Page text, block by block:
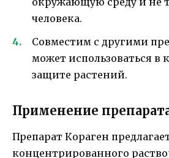
человека.
Совместим с другими
может использоваться в
защите растений.
Применение
Препарат Кораген
концентрированного